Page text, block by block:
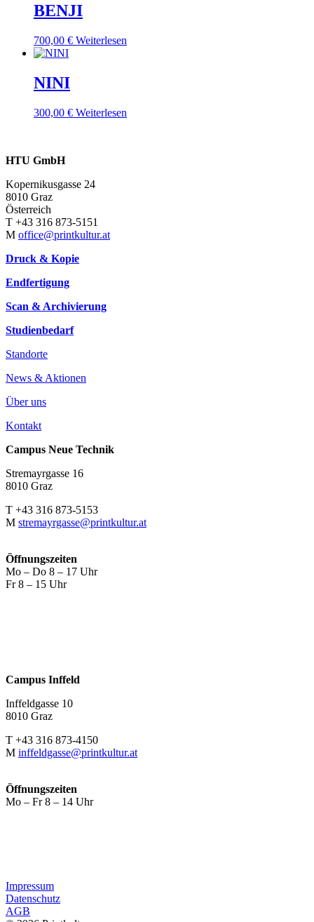
BENJI
700,00 € Weiterlesen
NINI
300,00 € Weiterlesen
HTU GmbH
Kopernikusgasse 24
8010 Graz
Österreich
T +43 316 873-5151
M office@printkultur.at
Druck & Kopie
Endfertigung
Scan & Archivierung
Studienbedarf
Standorte
News & Aktionen
Über uns
Kontakt
Campus Neue Technik
Stremayrgasse 16
8010 Graz
T +43 316 873-5153
M stremayrgasse@printkultur.at
Öffnungszeiten
Mo – Do 8 – 17 Uhr
Fr 8 – 15 Uhr
Campus Inffeld
Inffeldgasse 10
8010 Graz
T +43 316 873-4150
M inffeldgasse@printkultur.at
Öffnungszeiten
Mo – Fr 8 – 14 Uhr
Impressum
Datenschutz
AGB